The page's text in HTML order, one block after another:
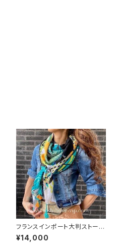
フランスインポート大判ストー
ル・スクエア調タッセル付き ポリ
エステル ストール・スカーフ｜ア
¥14,000